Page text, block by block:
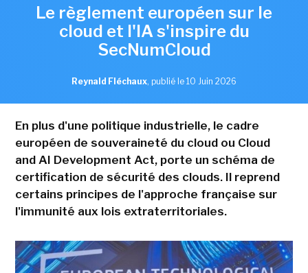
Le règlement européen sur le
cloud et l'IA s'inspire du
SecNumCloud
Reynald Fléchaux, publié le 10 Juin 2026
En plus d'une politique industrielle, le cadre
européen de souveraineté du cloud ou Cloud
and AI Development Act, porte un schéma de
certification de sécurité des clouds. Il reprend
certains principes de l'approche française sur
l'immunité aux lois extraterritoriales.